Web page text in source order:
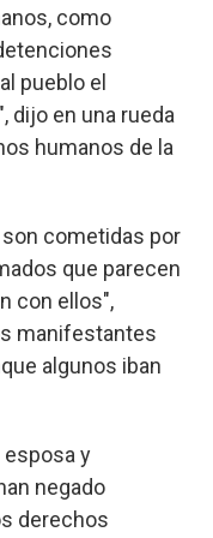
como
pueblo el
dijo en una rueda
humanos de la
cometidas por
que parecen
con ellos",
manifestantes
algunos iban
esposa y
negado
derechos